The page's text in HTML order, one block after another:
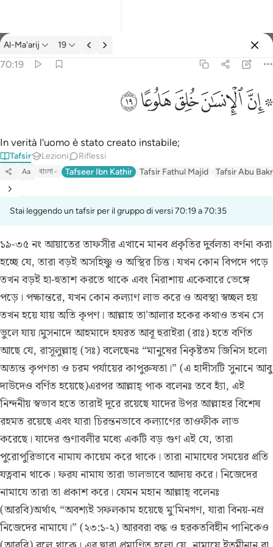
Tafsir: Al-Ma'arij 70:19
Al-Ma'arij 19
70:19
ﱪ ﱫﱬﱭﱮﱯ
In verità l’uomo è stato creato instabile;
Tafsir Lezioni Riflessi
Aa বাংলা Tafseer Ibn Kathir Tafsir Fathul Majid Tafsir Abu
Stai leggendo un tafsir per il gruppo di versi 70:19 a 70:35
১৯-৩৫ নং আয়াতের তাফসীরএখানে মানব প্রকৃতির দুর্বলতা বর্ণনা করা
হচ্ছে যে, তারা বড়ই অসহিষ্ণু ও অস্থির চিত্ত। যখন কোন বিপদে পড়ে
তখন বড়ই হা-হুতাশ করতে থাকে এবং নিরাশায় একেবারে ভেঙ্গে
পড়ে। পক্ষান্তরে, যখন কোন কল্যাণ লাভ করে ও অবস্থা স্বচ্ছল হয়
তখন হয়ে যায় অতি কৃপণ। আল্লাহ তা'আলার হকের কথাও তখন সে
ভুলে যায়।মুসনাদে আহমাদে হযরত আবূ হুরাইরা (রাঃ) হতে বর্ণিত
আছে যে, রাসূলুল্লাহ্ (সঃ) বলেছেনঃ “মানুষের নিকৃষ্টতম জিনিস হলো
অত্যন্ত কৃপণতা ও চরম পর্যায়ের কাপুরুষতা।” (এ হাদীসটি সুনানে আবু
দাউদেও বর্ণিত হয়েছে)এরপর আল্লাহ্ পাক বলেনঃ তবে হ্যাঁ, এই
নিন্দনীয় স্বভাব হতে তারাই দূরে রয়েছে যাদের উপর আল্লাহর বিশেষ
রহমত রয়েছে এবং যারা চিরন্তনভাবে কল্যাণের তাওফীক লাভ
করেছে। যাদের গুণাবলীর মধ্যে একটি বড় গুণ এই যে, তারা
পুরোপুরিভাবে নামায কায়েম করে থাকে। তারা নামাযের সময়ের প্রতি
যত্নবান থাকে। ফরয নামায তারা ভালভাবে আদায় করে। নিজেদের
নামাযে তারা তা প্রকাশ করে। যেমন মহান আল্লাহ্ বলেনঃ
(আরবি)অর্থাৎ “অবশ্যই সফলকাম হয়েছে মু'মিনগণ, যারা বিনয়-নম্র
নিজেদের নামাযে।” (২৩:১-২) আরবরা বদ্ধ ও হরকতবিহীন পানিকেও